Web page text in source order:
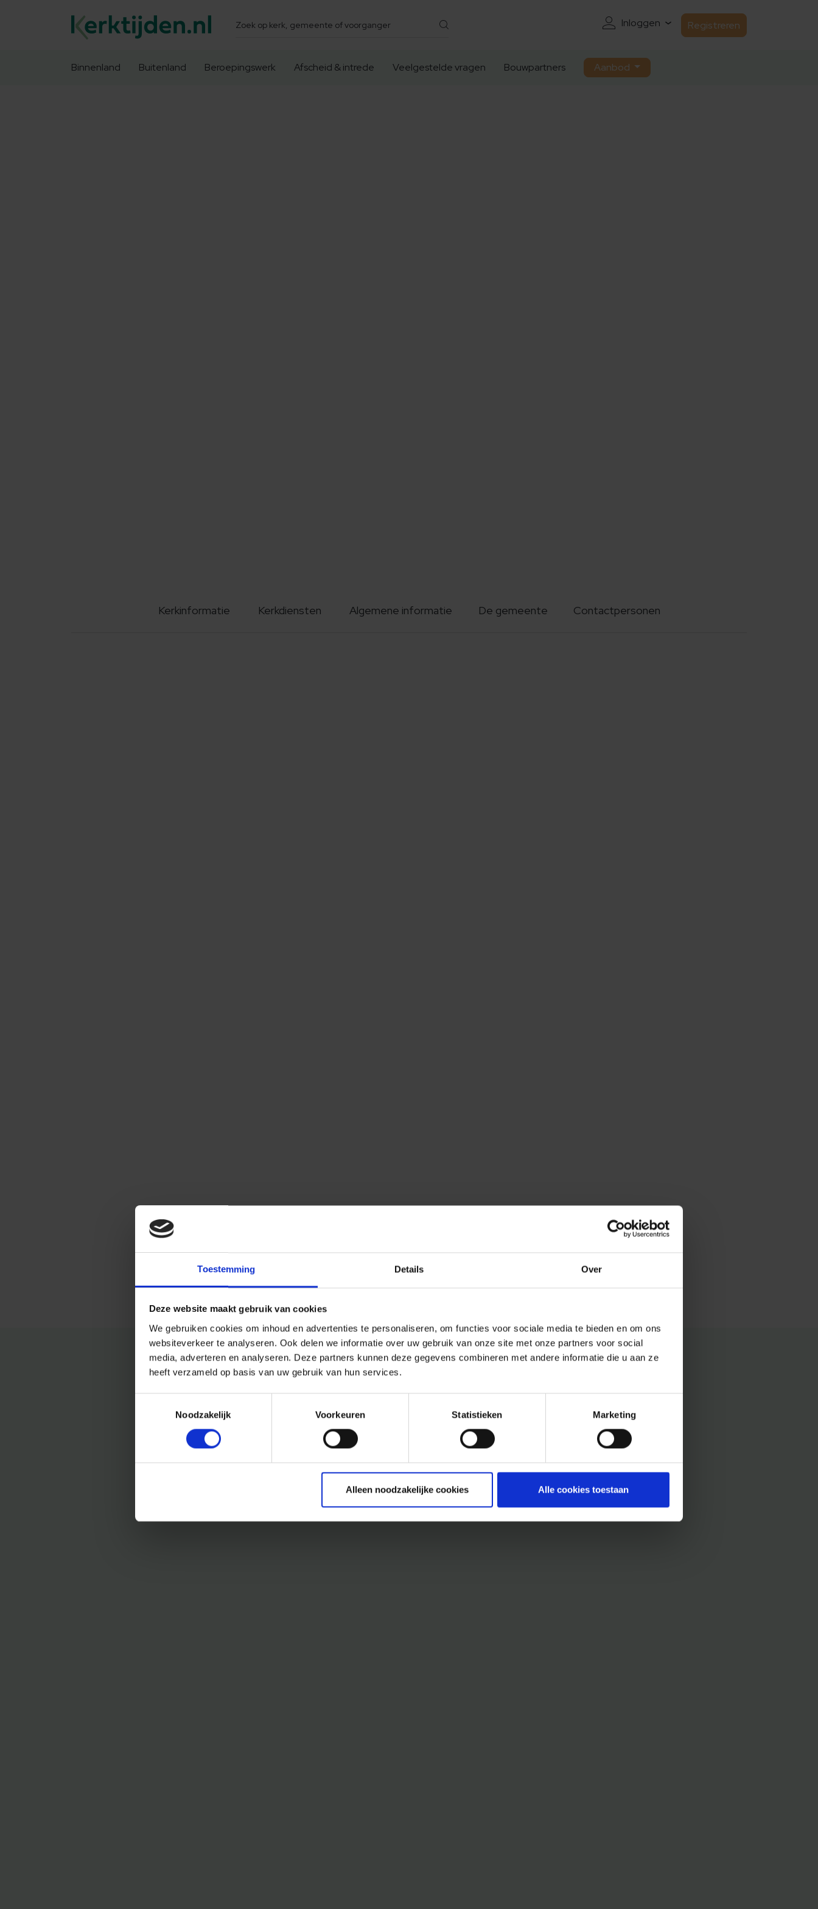
Toestemming Details Over
Deze website maakt gebruik van cookies
We gebruiken cookies om inhoud en advertenties te personaliseren, om functies voor sociale media te bieden en om ons
websiteverkeer te analyseren. Ook delen we informatie over uw gebruik van onze site met onze partners voor social
media, adverteren en analyseren. Deze partners kunnen deze gegevens combineren met andere informatie die u aan ze
heeft verzameld op basis van uw gebruik van hun services.
Noodzakelijk
Voorkeuren Statistieken Marketing
Alleen noodzakelijke cookies Alle cookies toestaan
Zoeken Inloggen Registreren
Binnenland Buitenland Beroepingswerk Afscheid & intrede Veelgestelde vragen Bouwpartners Aanbod
Kerkinformatie Kerkdiensten Algemene informatie De gemeente Contactpersonen